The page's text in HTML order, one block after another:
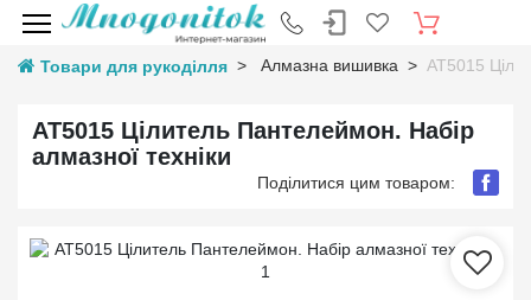
Товари для рукоділля Алмазна вишивка AT5015
AT5015 Цілитель Пантелеймон. Набір
алмазної техніки
Поділитися цим товаром: